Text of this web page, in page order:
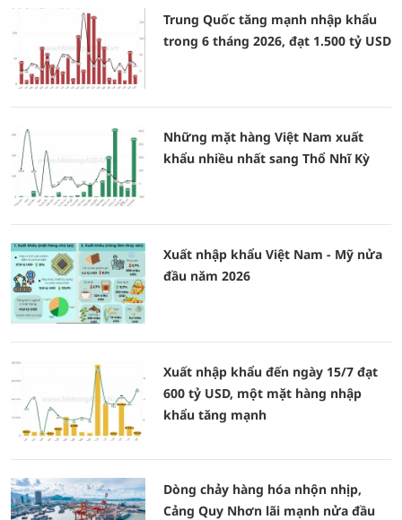
Trung Quốc tăng mạnh nhập khẩu
trong 6 tháng 2026, đạt 1.500 tỷ USD
Những mặt hàng Việt Nam xuất
khẩu nhiều nhất sang Thổ Nhĩ Kỳ
Xuất nhập khẩu Việt Nam - Mỹ nửa
đầu năm 2026
Xuất nhập khẩu đến ngày 15/7 đạt
600 tỷ USD, một mặt hàng nhập
khẩu tăng mạnh
Dòng chảy hàng hóa nhộn nhịp,
Cảng Quy Nhơn lãi mạnh nửa đầu